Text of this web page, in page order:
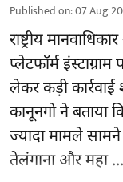
Published on:07 Aug
राष्ट्रीय
प्लेटफॉर्म
लेकर कड़ी
कानूनगो ने
ज्यादा मामले
तेलंगाना और महा ...